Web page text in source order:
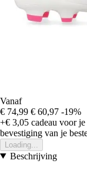
Vanaf
€ 74,99 € 60,97 -19%
+€ 3,05 cadeau voor
bevestiging van je
Loading...
Beschrijving